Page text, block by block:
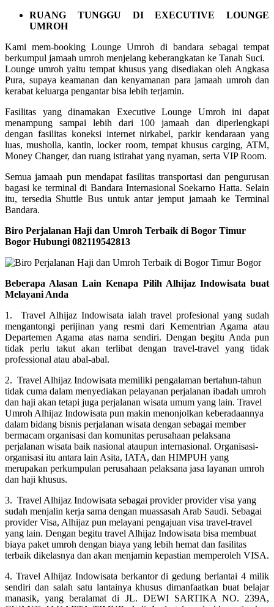
RUANG TUNGGU DI EXECUTIVE LOUNGE
UMROH
Kami mem-booking Lounge Umroh di bandara sebagai tempat
berkumpul jamaah umroh menjelang keberangkatan ke Tanah Suci.
Lounge umroh yaitu tempat khusus yang disediakan oleh Angkasa
Pura, supaya keamanan dan kenyamanan para jamaah umroh dan
kerabat keluarga pengantar bisa lebih terjamin.
Fasilitas yang dinamakan Executive Lounge Umroh ini dapat
menampung sampai lebih dari 100 jamaah dan diperlengkapi
dengan fasilitas koneksi internet nirkabel, parkir kendaraan yang
luas, musholla, kantin, locker room, tempat khusus carging, ATM,
Money Changer, dan ruang istirahat yang nyaman, serta VIP Room.
Semua jamaah pun mendapat fasilitas transportasi dan pengurusan
bagasi ke terminal di Bandara Internasional Soekarno Hatta. Selain
itu, tersedia Shuttle Bus untuk antar jemput jamaah ke Terminal
Bandara.
Biro Perjalanan Haji dan Umroh Terbaik di Bogor Timur
Bogor Hubungi 082119542813
Beberapa Alasan Lain Kenapa Pilih Alhijaz Indowisata buat
Melayani Anda
1. Travel Alhijaz Indowisata ialah travel profesional yang sudah
mengantongi perijinan yang resmi dari Kementrian Agama atau
Departemen Agama atas nama sendiri. Dengan begitu Anda pun
tidak perlu takut akan terlibat dengan travel-travel yang tidak
professional atau abal-abal.
2. Travel Alhijaz Indowisata memiliki pengalaman bertahun-tahun
tidak cuma dalam menyediakan pelayanan perjalanan ibadah umroh
dan haji akan tetapi juga perjalanan wisata umum yang lain. Travel
Umroh Alhijaz Indowisata pun makin menonjolkan keberadaannya
dalam bidang bisnis perjalanan wisata dengan sebagai member
bermacam organisasi dan komunitas perusahaan pelaksana
perjalanan wisata baik nasional ataupun internasional. Organisasi-
organisasi itu antara lain Asita, IATA, dan HIMPUH yang
merupakan perkumpulan perusahaan pelaksana jasa layanan umroh
dan haji khusus.
3. Travel Alhijaz Indowisata sebagai provider provider visa yang
sudah menjalin kerja sama dengan muassasah Arab Saudi. Sebagai
provider Visa, Alhijaz pun melayani pengajuan visa travel-travel
yang lain. Dengan begitu travel Alhijaz Indowisata bisa membuat
biaya paket umroh dengan biaya yang lebih hemat dan fasilitas
terbaik dikelasnya dan akan menjamin kepastian memperoleh VISA.
4. Travel Alhijaz Indowisata berkantor di gedung berlantai 4 milik
sendiri dan salah satu lantainya khusus dimanfaatkan buat belajar
manasik, yang beralamat di JL. DEWI SARTIKA NO. 239A,